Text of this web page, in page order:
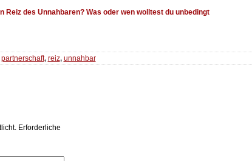
Reiz des Unnahbaren? Was oder wen wolltest du unbedingt
partnerschaft, reiz, unnahbar
Erforderliche